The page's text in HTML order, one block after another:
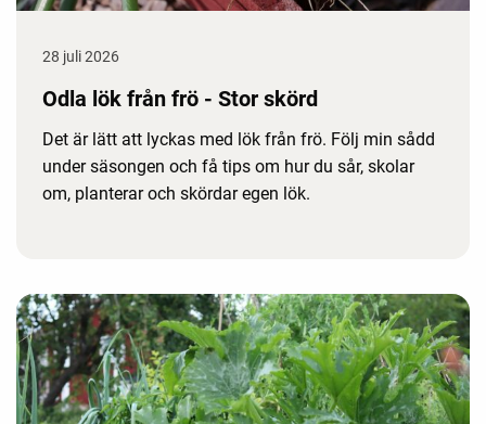
28 juli 2026
Odla lök från frö - Stor skörd
Det är lätt att lyckas med lök från frö. Följ min sådd
under säsongen och få tips om hur du sår, skolar
om, planterar och skördar egen lök.